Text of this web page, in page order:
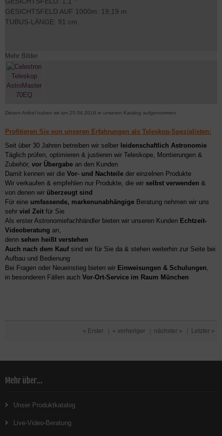
GESICHTSFELD AUF 1000m: 19,19 m
TUBUS-LÄNGE: 91 cm
Mehr Bilder
Diesen Artikel haben wir am 25.04.2018 in unseren Katalog aufgenommen.
Profitieren Sie von unseren Erfahrungen als Teleskop-Spezialisten:
Seit über 30 Jahren betreiben wir selber leidenschaftlich Astronomie
Täglich prüfen, optimieren & justieren wir Teleskope, Montierungen &
Zubehör, vor Übergabe an den Kunden
Damit kennen wir die Vor- und Nachteile der einzelnen Produkte
Wir verkaufen & empfehlen nur Produkte, die wir selbst verwenden &
von denen wir überzeugt sind
Für eine umfassende, markenunabhängige Beratung nehmen wir uns
sehr viel Zeit für Sie
Als erster Astronomiefachhändler bieten wir unseren Kunden Echtzeit-
Videoberatung an,
denn sehen heißt verstehen
Auch nach dem Kaufsind wir für Sie da & stehen weiterhin zur Seite bei
Aufbau und Bedienung
Bei Fragen oder Neueinstieg bieten wir Einweisungen & Schulungen
in besonderen Fällen auch Vor-Ort-Service im Raum München
« Erster | « vorheriger | nächster » | Letzter »
Mehr über...
Unser Produktkatalog
Live-Video-Beratung